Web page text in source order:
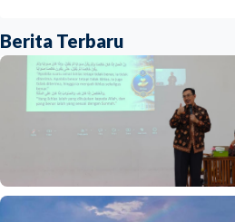
Berita Terbaru